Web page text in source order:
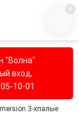
0
"Волна"
вход,
10-01
3-хпалые